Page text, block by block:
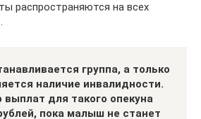
распространяются на всех
группа, а только
наличие инвалидности.
выплат для такого опекуна
пока малыш не станет